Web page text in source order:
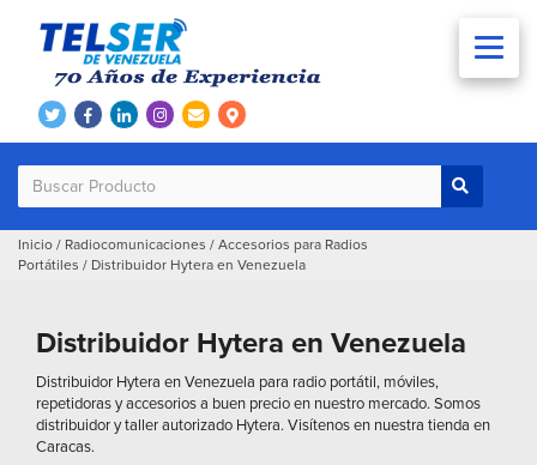
Inicio / Radiocomunicaciones / Accesorios para Radios
Portátiles / Distribuidor Hytera en Venezuela
Distribuidor Hytera en Venezuela
Distribuidor Hytera en Venezuela para radio portátil, móviles,
repetidoras y accesorios a buen precio en nuestro mercado. Somos
distribuidor y taller autorizado Hytera. Visítenos en nuestra tienda en
Caracas.